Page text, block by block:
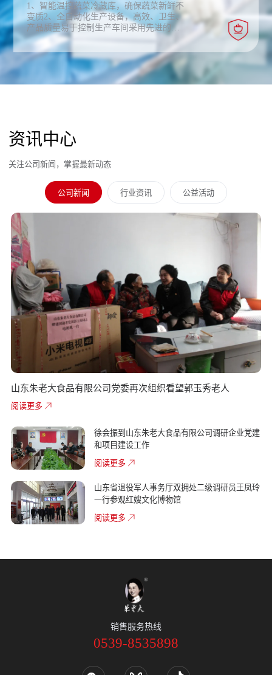
作，现阶段已与相关高等院校进行了深度
战略合作，为企业的持续健康、长远发展
提供技术支持和研发保障。
1、智能温控蔬菜冷藏库，确保蔬菜新鲜不
变质2、全自动化生产设备，高效、卫生、
产品质量易于控制生产车间采用先进的新
风净化系统和紫外杀菌系统确保生产环境
安全卫生。3、复叠式制冷机，环保、安
全、制冷效果好螺旋式速冻机，速冻时间
短，最大限度的确保了水饺等速冻产品的
新鲜和口感。4、现代化标准实验室，进行
资讯中心
关注公司新闻，掌握最新动态
公司新闻 行业资讯 公益活动
山东朱老大食品有限公司党委再次组织看望郭玉秀老人
阅读更多
徐会振到山东朱老大食品有限公司调研企业党建
和项目建设工作
阅读更多
山东省退役军人事务厅双拥处二级调研员王凤玲
一行参观红嫂文化博物馆
阅读更多
销售服务热线
0539-8535898